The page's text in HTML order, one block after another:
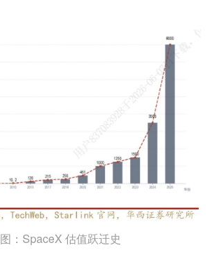
图：SpaceX 估值跃迁史